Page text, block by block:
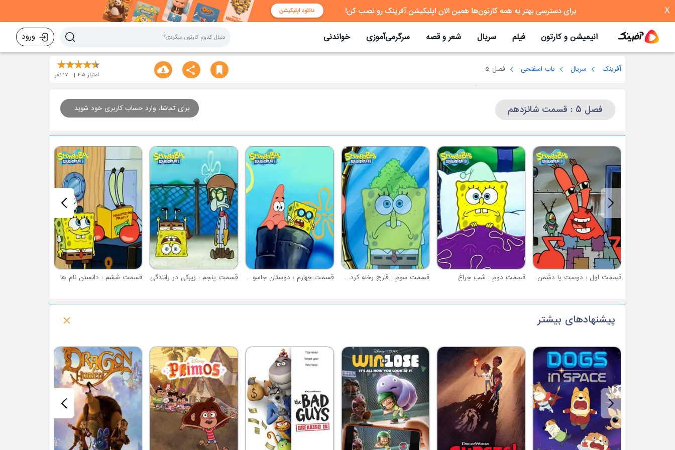
X
انیمیشن و کارتون فیلم سریال شعر و قصه سرگرمی‌آموزی خواندنی ورود
آفرینک سریال باب اسفنجی فصل 5
امتیاز 4.5
17 نفر
فصل 5 : قسمت شانزدهم برای تماشا، وارد حساب کاربری خود شوید
قسمت اول : دوست یا دشمن قسمت دوم : شب چراغ قسمت سوم : قارچ رخنه کرده در میان ما قسمت چهارم : دوستان جاسوس قسمت پنجم : زیرکی در رانندگی قسمت ششم : دانستن نام ها
پیشنهادهای بیشتر